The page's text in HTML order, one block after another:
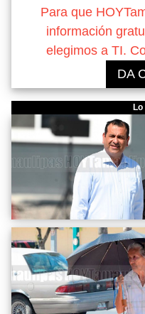
Para que
información
elegimos a TI.
DA